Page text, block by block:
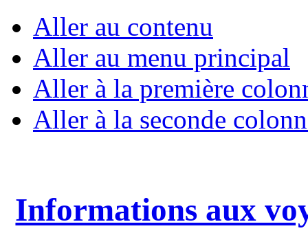
Aller au contenu
Aller au menu principal
Aller à la première
Aller à la seconde
Informations aux